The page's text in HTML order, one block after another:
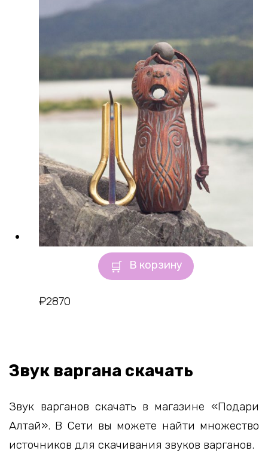
В корзину
₽2870
Звук варгана скачать
Звук варганов скачать в магазине «Подари
Алтай». В Сети вы можете найти множество
источников для скачивания звуков варганов.